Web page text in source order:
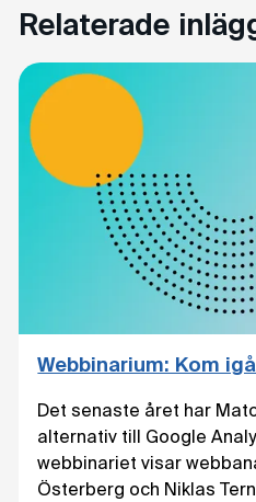
Relaterade
Webbinarium: Kom
Det senaste året har
alternativ till Google
webbinariet visar
Österberg och Niklas